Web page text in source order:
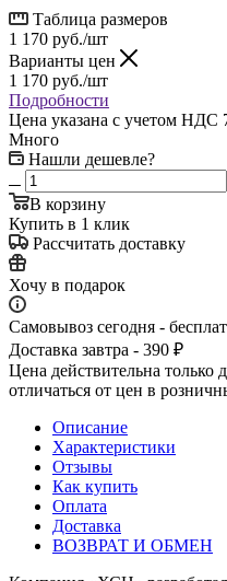
Таблица размеров
1 170 руб./шт
Варианты цен
1 170 руб./шт
Подробности
Цена указана с учетом НДС
Много
Нашли дешевле?
В корзину
Купить в 1 клик
Рассчитать доставку
Хочу в подарок
Самовывоз сегодня -
Доставка завтра - 390 ₽
Цена действительна только
отличаться от цен в
Описание
Характеристики
Отзывы
Как купить
Оплата
Доставка
ВОЗВРАТ И ОБМЕН